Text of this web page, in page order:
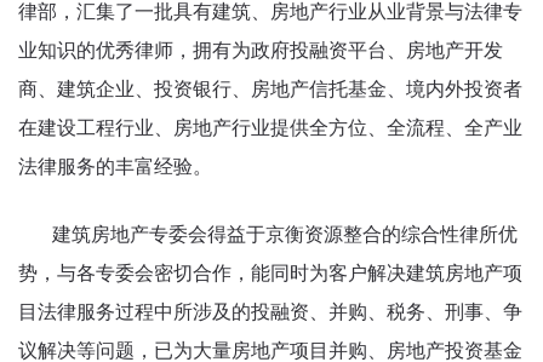
律部，汇集了一批具有建筑、房地产行业从业背景与法律专
业知识的优秀律师，拥有为政府投融资平台、房地产开发
商、建筑企业、投资银行、房地产信托基金、境内外投资者
在建设工程行业、房地产行业提供全方位、全流程、全产业
法律服务的丰富经验。
建筑房地产专委会得益于京衡资源整合的综合性律所优
势，与各专委会密切合作，能同时为客户解决建筑房地产项
目法律服务过程中所涉及的投融资、并购、税务、刑事、争
议解决等问题，已为大量房地产项目并购、房地产投资基金